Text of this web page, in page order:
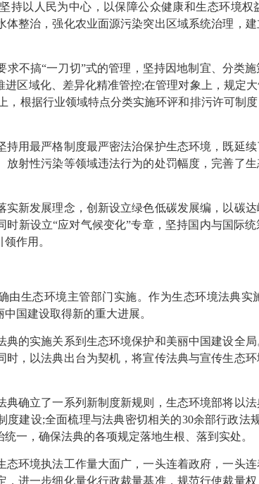
持以人民为中心，以保障公众健康和生态环境
体整治，强化农业面源污染突出区域系统治理，
求不搞“一刀切”式的管理，坚持因地制宜、分类
区域化、差异化精准管控;在管理对象上，规定
，根据行业领域特点分类实施环评和排污许可制
持用最严格制度最严密法治保护生态环境，既延
射性污染等领域违法行为的处罚幅度，完善了
实新发展理念，创新设立绿色低碳发展编，以碳
新设立“应对气候变化”专章，坚持国内与国际
作用。
生态环境主管部门实施。作为生态环境法典实
国建设取得新的重大进展。
典的实施关系到生态环境保护和美丽中国建设全
，以法典出台为契机，将宣传法典与宣传生态
典确立了一系列新制度新规则，生态环境部将以
建设;全面梳理与法典密切相关的30余部行政法
一，确保法典的各项规定落地生根、落到实处。
态环境执法工作量大面广，一头连着政府，一头
进一步细化量化行政裁量基准，规范行使裁量